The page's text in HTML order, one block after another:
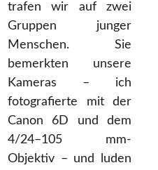
trafen wir auf zwei
Gruppen junger
Menschen. Sie
bemerkten unsere
Kameras – ich
fotografierte mit der
Canon 6D und dem
4/24–105 mm-
Objektiv – und luden